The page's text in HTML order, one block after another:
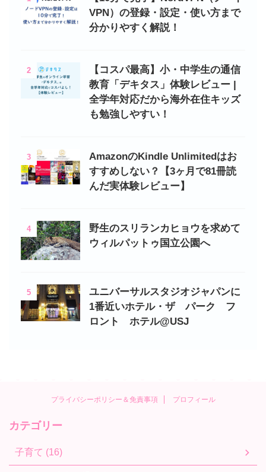
VPN）の登録・設定・使い方まで
分かりやすく解説！
2
【コスパ最高】小・中学生の通信
教育「デキタス」体験レビュー |
全学年対応だから海外在住キッズ
も勉強しやすい！
3
AmazonのKindle Unlimitedはお
すすめしない？【3ヶ月で81冊読
んだ実体験レビュー】
4
野生のスリランカヒョウを求めて
ウィルパットゥ国立公園へ
5
ユニバーサルスタジオジャパンに
1番近いホテル・ザ パーク フ
ロント ホテル@USJ
プライバシーポリシー＆免責事項 プロフィール
カテゴリー
子育て (16)